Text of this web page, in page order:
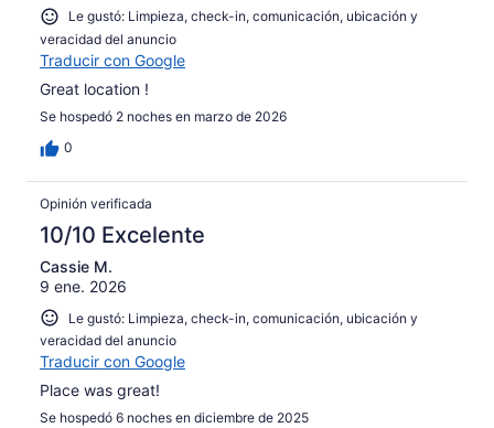
Le gustó: Limpieza, check-in, comunicación, ubicación y
veracidad del anuncio
Traducir con Google
Great location !
Se hospedó 2 noches en marzo de 2026
0
Opinión verificada
10/10 Excelente
Cassie M.
9 ene. 2026
Le gustó: Limpieza, check-in, comunicación, ubicación y
veracidad del anuncio
Traducir con Google
Place was great!
Se hospedó 6 noches en diciembre de 2025